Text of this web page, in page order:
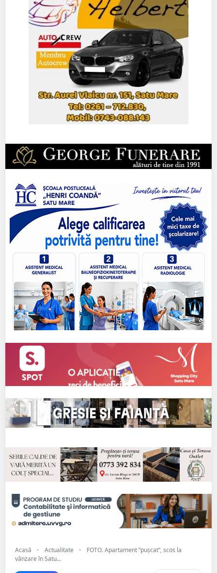
Acasă • Actualitate •
FOTO. Apartament ”pușcat”, scos la
vânzare în Satu...